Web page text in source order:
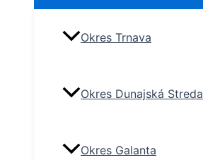
Okres Trnava
Okres Dunajská Streda
Okres Galanta